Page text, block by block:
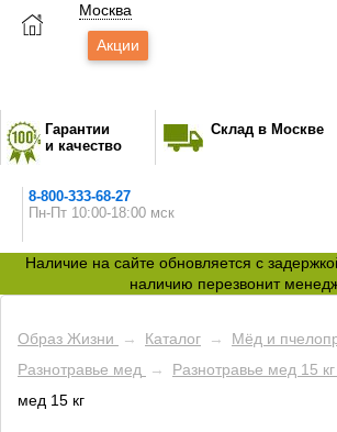
Москва
Акции
Гарантии
и качество
Склад в Москве
8-800-333-68-27
Пн-Пт 10:00-18:00 мск
Наличие на сайте обновляется с
наличию перезвонит
Образ Жизни → Каталог → Мёд и
Разнотравье мед
→ Разнотравье мед 15 кг
мед 15 кг